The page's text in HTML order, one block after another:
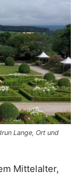
Lange, Ort und
Mittelalter,